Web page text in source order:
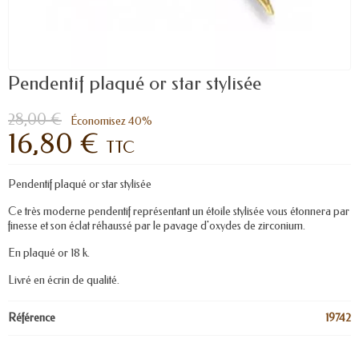
Pendentif plaqué or star stylisée
28,00 € Économisez 40%
16,80 € TTC
Pendentif plaqué or star stylisée
Ce très moderne pendentif représentant un étoile stylisée vous étonnera par
finesse et son éclat réhaussé par le pavage d'oxydes de zirconium.
En plaqué or 18 k.
Livré en écrin de qualité.
Référence 19742